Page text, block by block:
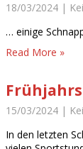
18/03/2024 |
… einige
Read More »
15/03/2024 |
In den letzten